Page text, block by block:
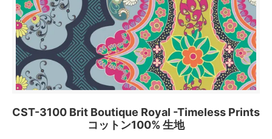
CST-3100 Brit Boutique Royal -Timeless Prints
コットン100% 生地